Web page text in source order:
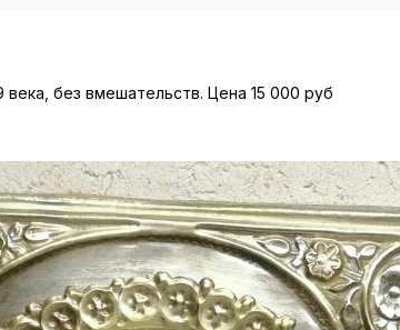
века, без вмешательств. Цена 15 000 руб